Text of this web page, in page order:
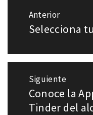
Navegación
Anterior
Entrada
Selecciona
Siguiente
Entrada
siguiente:
Conoce la
Tinder del